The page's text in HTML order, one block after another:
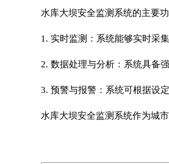
水库大坝安全监测系统的主要
1. 实时监测：系统能够实时采
2. 数据处理与分析：系统具备
3. 预警与报警：系统可根据设
水库大坝安全监测系统作为城